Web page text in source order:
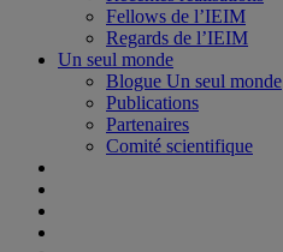
Fellows de l’IEIM
Regards de l’IEIM
Un seul monde
Blogue Un seul monde
Publications
Partenaires
Comité scientifique